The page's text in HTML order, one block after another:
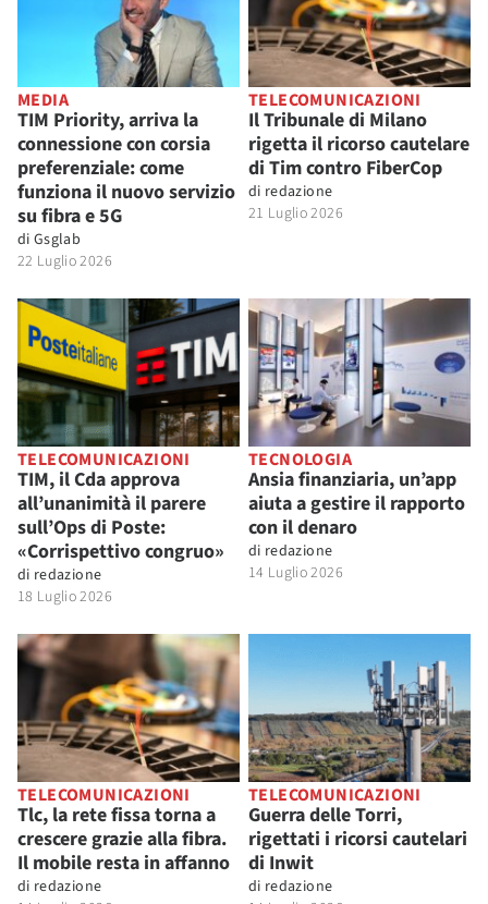
MEDIA
TIM Priority, arriva la
connessione con corsia
preferenziale: come
funziona il nuovo servizio
su fibra e 5G
di Gsglab
22 Luglio 2026
TELECOMUNICAZIONI
Il Tribunale di Milano
rigetta il ricorso cautelare
di Tim contro FiberCop
di redazione
21 Luglio 2026
TELECOMUNICAZIONI
TIM, il Cda approva
all’unanimità il parere
sull’Ops di Poste:
«Corrispettivo congruo»
di redazione
18 Luglio 2026
TECNOLOGIA
Ansia finanziaria, un’app
aiuta a gestire il rapporto
con il denaro
di redazione
14 Luglio 2026
TELECOMUNICAZIONI
Tlc, la rete fissa torna a
crescere grazie alla fibra.
Il mobile resta in affanno
di redazione
TELECOMUNICAZIONI
Guerra delle Torri,
rigettati i ricorsi cautelari
di Inwit
di redazione